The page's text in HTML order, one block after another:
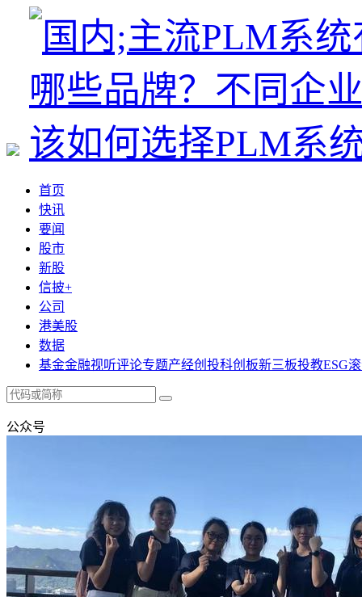
首页
快讯
要闻
股市
新股
信披+
公司
港美股
数据
基金金融视听评论专题产经创投科创板新三板投教ESG
公众号